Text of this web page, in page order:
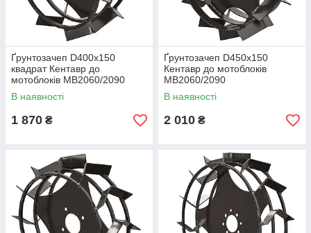
Ґрунтозачеп D400x150
квадрат Кентавр до
мотоблоків МВ2060/2090
В наявності
1 870 ₴
Ґрунтозачеп D450x150
Кентавр до мотоблоків
МВ2060/2090
В наявності
2 010 ₴